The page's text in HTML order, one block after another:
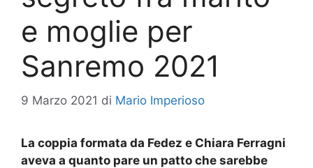
e moglie per
Sanremo 2021
9 Marzo 2021 di Mario Imperioso
La coppia formata da Fedez e Chiara Ferragni
aveva a quanto pare un patto che sarebbe